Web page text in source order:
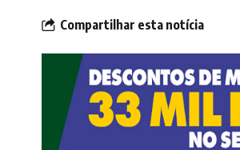
Compartilhar esta notícia